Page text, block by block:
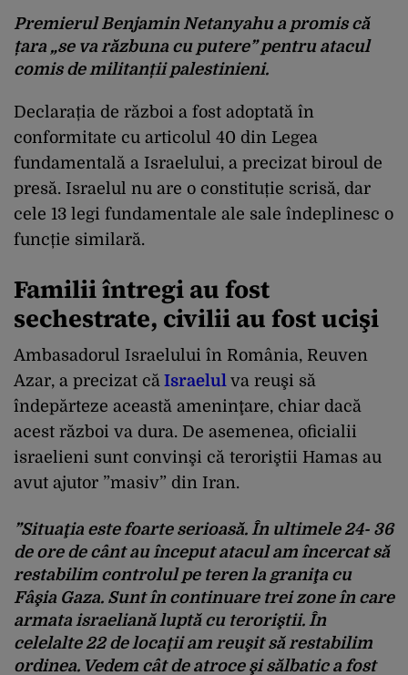
Premierul Benjamin Netanyahu a promis că
țara „se va răzbuna cu putere” pentru atacul
comis de militanții palestinieni.
Declarația de război a fost adoptată în
conformitate cu articolul 40 din Legea
fundamentală a Israelului, a precizat biroul de
presă. Israelul nu are o constituție scrisă, dar
cele 13 legi fundamentale ale sale îndeplinesc o
funcție similară.
Familii întregi au fost
sechestrate, civilii au fost ucişi
Ambasadorul Israelului în România, Reuven
Azar, a precizat că Israelul va reuşi să
îndepărteze această ameninţare, chiar dacă
acest război va dura. De asemenea, oficialii
israelieni sunt convinşi că teroriştii Hamas au
avut ajutor ”masiv” din Iran.
”Situaţia este foarte serioasă. În ultimele 24- 36
de ore de cânt au început atacul am încercat să
restabilim controlul pe teren la graniţa cu
Fâşia Gaza. Sunt în continuare trei zone în care
armata israeliană luptă cu teroriştii. În
celelalte 22 de locaţii am reuşit să restabilim
ordinea. Vedem cât de atroce şi sălbatic a fost